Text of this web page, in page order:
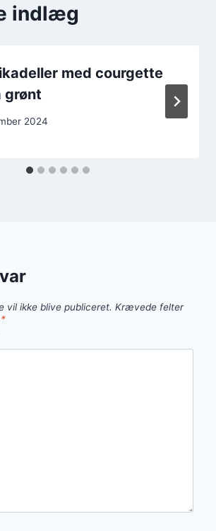
indlæg
med courgette
grønt
2024
vil ikke blive publiceret. Krævede felter
*